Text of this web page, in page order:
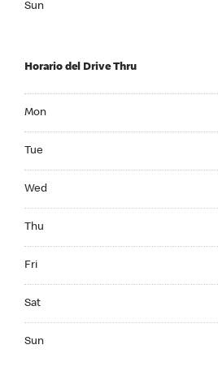
Sun
Horario del Drive Thru
Mon
Tue
Wed
Thu
Fri
Sat
Sun